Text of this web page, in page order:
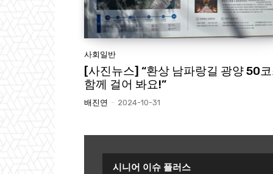
사회일반
[사진뉴스] “환상 남파랑길 광양 50
함께 걸어 봐요!”
배진연 - 2024-10-31
시니어 이슈 플러스